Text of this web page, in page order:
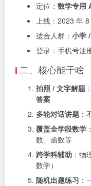
定位： 数学专用
上线：2023 年
适合人群： 小学
登录：手机号注
二、核心能干啥
拍照 / 文字解题
答案
多轮对话讲题 ：
覆盖全学段数学
数、函数等
跨学科辅助 ：
数学）
随机出题练习 ：